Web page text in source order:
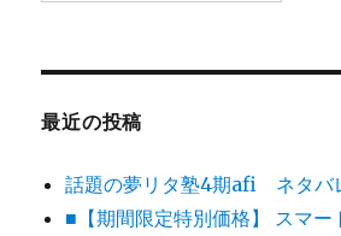
最近の投稿
話題の夢リタ塾4期afi ネタバ
■【期間限定特別価格】 スマー